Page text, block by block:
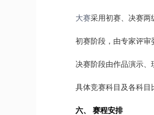
大赛采用初赛、决赛两
初赛阶段，由专家评审
决赛阶段由作品演示、
具体竞赛科目及各科目
六、 赛程安排